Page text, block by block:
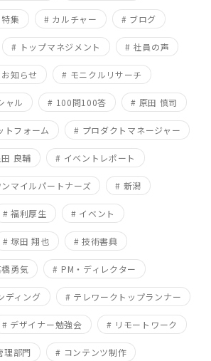
集 # カルチャー # ブログ
# トップマネジメント # 社員の声
知らせ # モニクルリサーチ
ャル # 100問100答 # 原田 慎司
トフォーム # プロダクトマネージャー
良輔 # イベントレポート
マイルパートナーズ # 新潟
# 福利厚生 # イベント
# 塚田 翔也 # 技術書典
勇気 # PM・ディレクター
ディング # テレワークトップランナー
# デザイナー勉強会 # リモートワーク
理部門 # コンテンツ制作